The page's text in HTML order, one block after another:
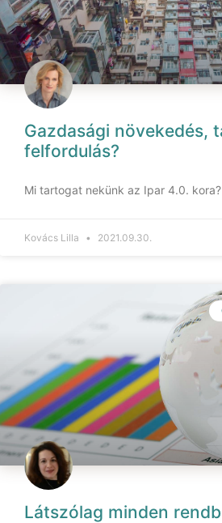
Gazdasági növekedés,
felfordulás?
Mi tartogat nekünk az Ipar 4.0.
Kovács Lilla 2021.09.30.
Látszólag minden